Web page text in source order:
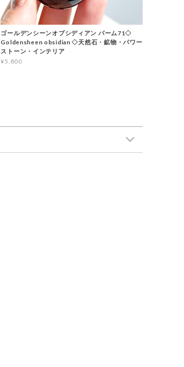
ゴールデンシーンオブシディアン パーム71◇
Goldensheen obsidian ◇天然石・鉱物・パワー
ストーン・インテリア
¥5,800